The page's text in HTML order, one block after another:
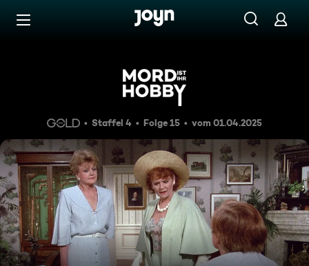
Zum Inhalt springen
Bourbon, Brandy und Arsen
Staffel 4 Folge 15 vom 01.04.2025